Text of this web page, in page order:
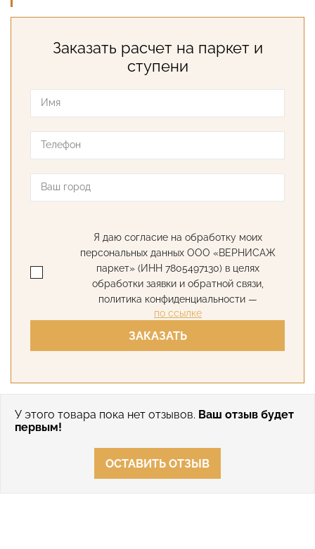
Заказать расчет на паркет и
ступени
Я даю согласие на обработку моих
персональных данных ООО «ВЕРНИСАЖ
паркет» (ИНН 7805497130) в целях
обработки заявки и обратной связи,
политика конфиденциальности —
по ссылке
ЗАКАЗАТЬ
У этого товара пока нет отзывов. Ваш отзыв будет
первым!
ОСТАВИТЬ ОТЗЫВ